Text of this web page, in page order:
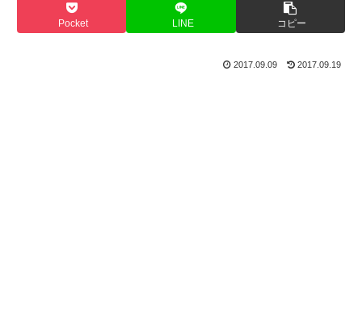
Pocket LINE コピー
2017.09.09 2017.09.19